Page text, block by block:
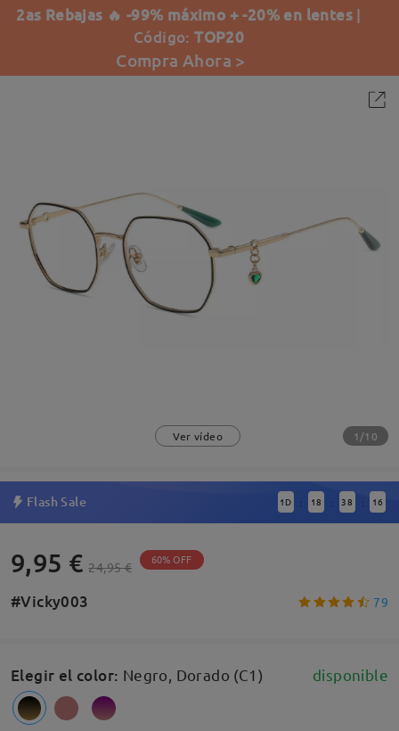
2as Rebajas 🔥 -99% máximo + -20% en lentes |
Código:TOP20
Compra Ahora >
Ver vídeo 1/10
Flash Sale 1 D : 18 : 38 : 15
9,95 € 24,95 € 60% OFF
#Vicky003 79
Elegir el color: Negro, Dorado (C1) disponible